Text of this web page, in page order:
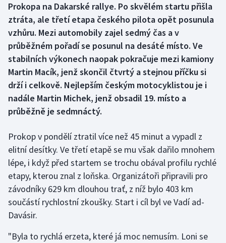
Curling
Dostihy
Florbal
Futsal
Golf
Gymnastika
Házená
Jezdectví
Judo
Krasobruslení
Prokopa na Dakarské rallye. Po skvělém startu přišla
ztráta, ale třetí etapa českého pilota opět posunula
vzhůru. Mezi automobily zajel sedmý čas a v
průběžném pořadí se posunul na desáté místo. Ve
stabilních výkonech naopak pokračuje mezi kamiony
Martin Macík, jenž skončil čtvrtý a stejnou příčku si
drží i celkově. Nejlepším českým motocyklistou je i
nadále Martin Michek, jenž obsadil 19. místo a
průběžně je sedmnáctý.
Prokop v pondělí ztratil více než 45 minut a vypadl z
elitní desítky. Ve třetí etapě se mu však dařilo mnohem
lépe, i když před startem se trochu obával profilu rychlé
etapy, kterou znal z loňska. Organizátoři připravili pro
závodníky 629 km dlouhou trať, z níž bylo 403 km
součástí rychlostní zkoušky. Start i cíl byl ve Vadí ad-
Davásir.
"Byla to rychlá erzeta, které já moc nemusím. Loni se